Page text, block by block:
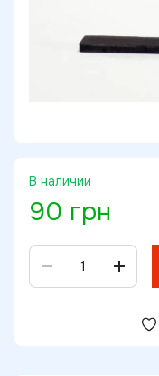
В наличии
90 грн